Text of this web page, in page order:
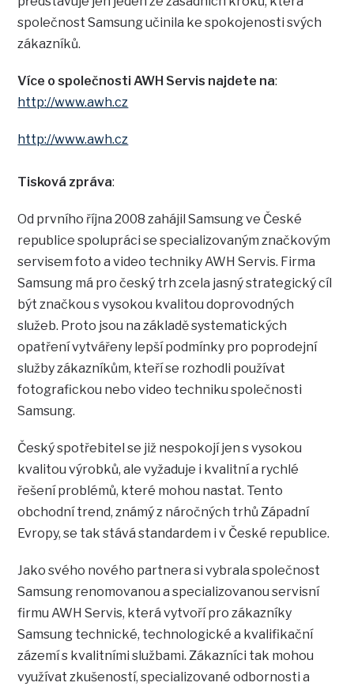
společnost Samsung učinila ke spokojenosti svých
zákazníků.
Více o společnosti AWH Servis najdete na:
http://www.awh.cz
http://www.awh.cz
Tisková zpráva:
Od prvního října 2008 zahájil Samsung ve České
republice spolupráci se specializovaným značkovým
servisem foto a video techniky AWH Servis. Firma
Samsung má pro český trh zcela jasný strategický cíl
být značkou s vysokou kvalitou doprovodných
služeb. Proto jsou na základě systematických
opatření vytvářeny lepší podmínky pro poprodejní
služby zákazníkům, kteří se rozhodli používat
fotografickou nebo video techniku společnosti
Samsung.
Český spotřebitel se již nespokojí jen s vysokou
kvalitou výrobků, ale vyžaduje i kvalitní a rychlé
řešení problémů, které mohou nastat. Tento
obchodní trend, známý z náročných trhů Západní
Evropy, se tak stává standardem i v České republice.
Jako svého nového partnera si vybrala společnost
Samsung renomovanou a specializovanou servisní
firmu AWH Servis, která vytvoří pro zákazníky
Samsung technické, technologické a kvalifikační
zázemí s kvalitními službami. Zákazníci tak mohou
využívat zkušeností, specializované odbornosti a